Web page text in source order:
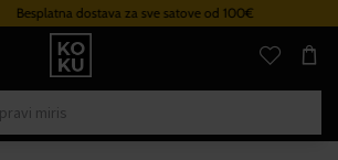
Besplatna dostava za sve satove od 100€
Originalni
parfemi
satovi
na
mjestu